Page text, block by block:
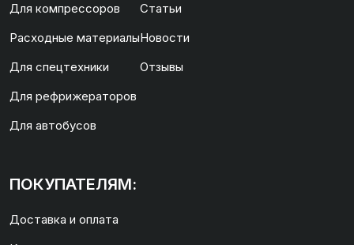
Для компрессоров
Расходные материалы
Для спецтехники
Для рефрижераторов
Для автобусов
Статьи
Новости
Отзывы
ПОКУПАТЕЛЯМ:
Доставка и оплата